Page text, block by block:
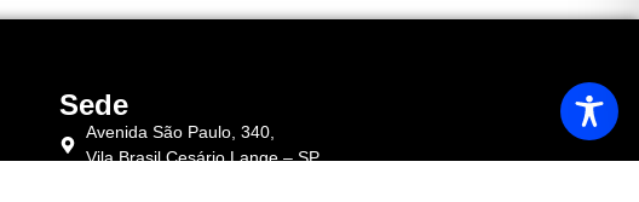
Sede
Avenida São Paulo, 340,
Vila Brasil Cesário Lange – SP